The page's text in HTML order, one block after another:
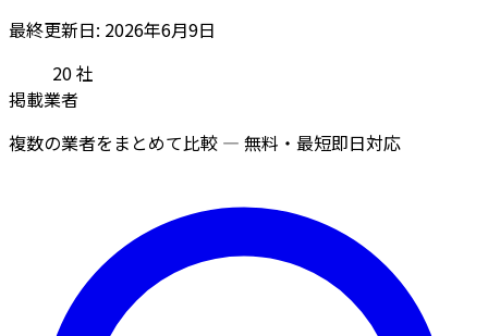
最終更新日: 2026年6月9日
20社
掲載業者
複数の業者をまとめて比較 — 無料・最短即日対応